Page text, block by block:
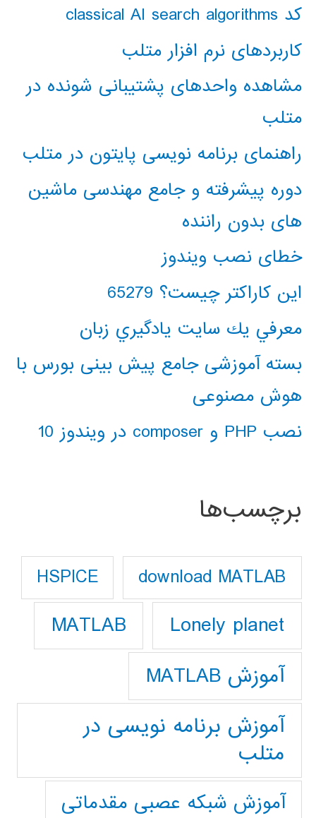
کد classical AI search algorithms
کاربردهای نرم افزار متلب
مشاهده واحدهای پشتیبانی شونده در
متلب
راهنمای برنامه نویسی پایتون در متلب
دوره پیشرفته و جامع مهندسی ماشین
های بدون راننده
خطای نصب ویندوز
این کاراکتر چیست؟ 65279
معرفي يك سايت يادگيري زبان
بسته آموزشی جامع پیش بینی بورس با
هوش مصنوعی
نصب PHP و composer در ویندوز 10
برچسب‌ها
download MATLAB
HSPICE
Lonely planet
MATLAB
آموزش MATLAB
آموزش برنامه نویسی در
متلب
آموزش شبکه عصبی مقدماتی